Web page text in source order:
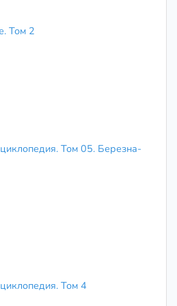
Том 2
Том 05. Березна-
Том 4